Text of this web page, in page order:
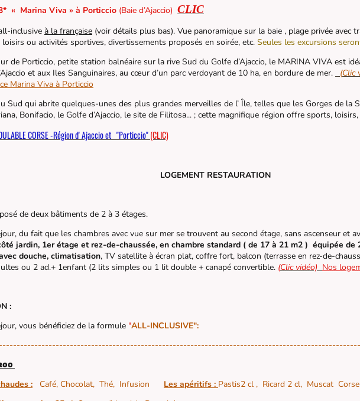
« Marina Viva » à Porticcio (Baie d’Ajaccio) CLIC
inclusive à la française (voir détails plus bas). Vue panoramique sur la baie , plage privée avec
loisirs ou activités sportives, divertissements proposés en soirée, etc. Seules les excursions
de Porticcio, petite station balnéaire sur la rive Sud du Golfe d’Ajaccio, le MARINA VIVA est
et aux Iles Sanguinaires, au cœur d’un parc verdoyant de 10 ha, en bordure de mer.
(Clic
Marina Viva à Porticcio
Sud qui abrite quelques-unes des plus grandes merveilles de l’ Île, telles que les Gorges de la
Bonifacio, le Golfe d’Ajaccio, le site de Filitosa... ; cette magnifique région offre sports,
CORSE -Région d' Ajaccio et "Porticcio"(CLIC)
LOGEMENT RESTAURATION
de deux bâtiments de 2 à 3 étages.
du fait que les chambres avec vue sur mer se trouvent au second étage, sans ascenseur et
jardin, 1er étage et rez-de-chaussée, en chambre standard ( de 17 à 21 m2 ) équipée
douche, climatisation, TV satellite à écran plat, coffre fort, balcon (terrasse en rez-de-
ou 2 ad.+ 1enfant (2 lits simples ou 1 lit double + canapé convertible. (Clic vidéo) Nos
:
vous bénéficiez de la formule "ALL-INCLUSIVE":
: Café, Chocolat, Thé, Infusion Les apéritifs : Pastis2 cl , Ricard 2 cl, Muscat